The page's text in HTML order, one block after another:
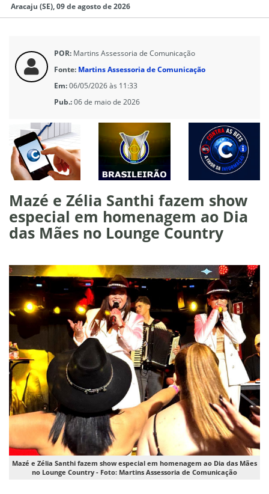
Aracaju (SE), 09 de agosto de 2026
POR: Martins Assessoria de Comunicação
Fonte: Martins Assessoria de Comunicação
Em:06/05/2026 às 11:33
Pub.:06 de maio de 2026
Mazé e Zélia Santhi fazem show
especial em homenagem ao Dia
das Mães no Lounge Country
Mazé e Zélia Santhi fazem show especial em homenagem ao Dia das Mães
no Lounge Country - Foto: Martins Assessoria de Comunicação